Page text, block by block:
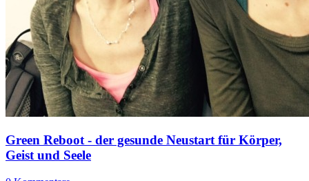
Green Reboot - der gesunde Neustart für Körper,
Geist und Seele